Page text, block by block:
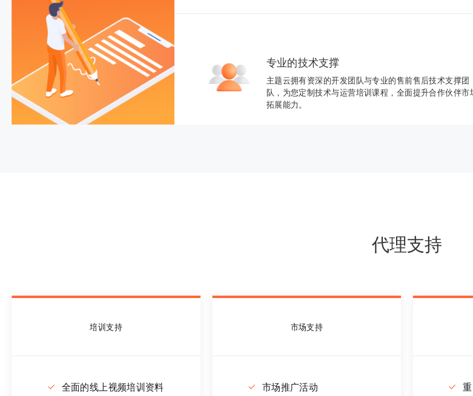
专业的技术支撑
主题云拥有资深的开发团队与专业的售前售后技术支撑团
队，为您定制技术与运营培训课程，全面提升合作伙伴市
拓展能力。
代理支持
培训支持
全面的线上视频培训资料
市场支持
市场推广活动